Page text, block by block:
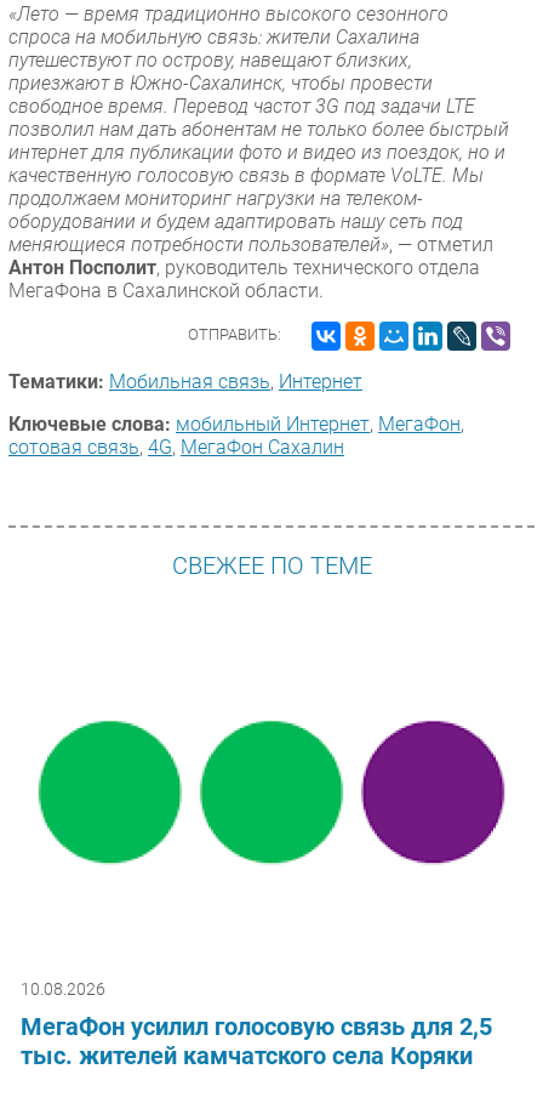
«Лето — время традиционно высокого сезонного
спроса на мобильную связь: жители Сахалина
путешествуют по острову, навещают близких,
приезжают в Южно-Сахалинск, чтобы провести
свободное время. Перевод частот 3G под задачи LTE
позволил нам дать абонентам не только более быстрый
интернет для публикации фото и видео из поездок, но и
качественную голосовую связь в формате VoLTE. Мы
продолжаем мониторинг нагрузки на телеком-
оборудовании и будем адаптировать нашу сеть под
меняющиеся потребности пользователей», — отметил
Антон Посполит, руководитель технического отдела
МегаФона в Сахалинской области.
ОТПРАВИТЬ:
Тематики: Мобильная связь, Интернет
Ключевые слова: мобильный Интернет, МегаФон,
сотовая связь, 4G, МегаФон Сахалин
СВЕЖЕЕ ПО ТЕМЕ
10.08.2026
МегаФон усилил голосовую связь для 2,5
тыс. жителей камчатского села Коряки